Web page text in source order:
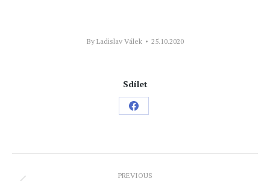
By Ladislav Válek 25.10.2020
Sdílet
Share
Facebook
PREVIOUS